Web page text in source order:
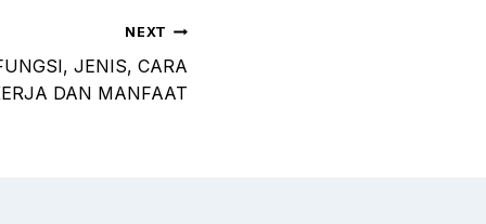
NEXT
JENIS, CARA
DAN MANFAAT